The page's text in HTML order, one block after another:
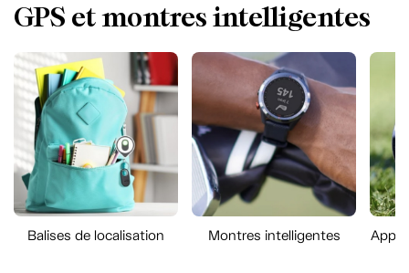
GPS et montres intelligentes
Balises de localisation Montres intelligentes